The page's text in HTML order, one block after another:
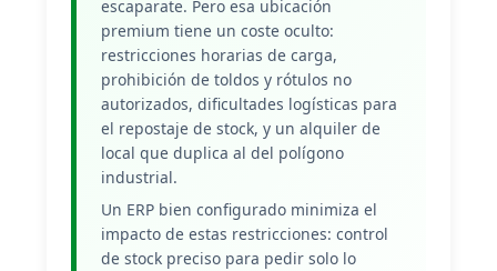
escaparate. Pero esa ubicación
premium tiene un coste oculto:
restricciones horarias de carga,
prohibición de toldos y rótulos no
autorizados, dificultades logísticas para
el repostaje de stock, y un alquiler de
local que duplica al del polígono
industrial.
Un ERP bien configurado minimiza el
impacto de estas restricciones: control
de stock preciso para pedir solo lo